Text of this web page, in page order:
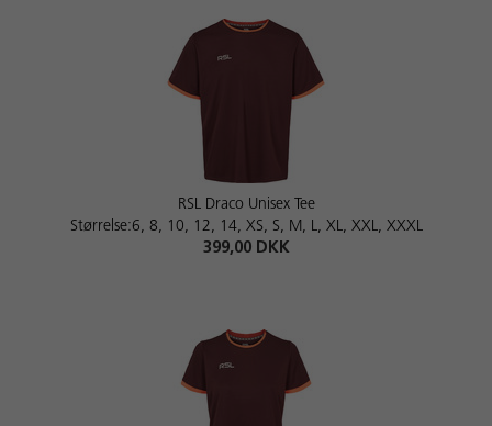
RSL Draco Unisex Tee
Størrelse:6, 8, 10, 12, 14, XS, S, M, L, XL, XXL, XXXL
399,00 DKK